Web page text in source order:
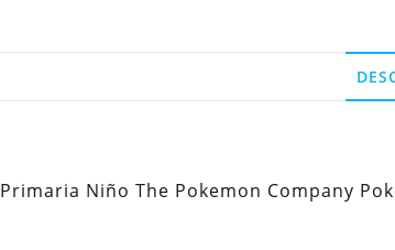
Niño The Pokemon Company